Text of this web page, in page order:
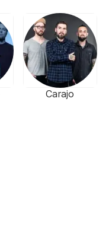
Carajo